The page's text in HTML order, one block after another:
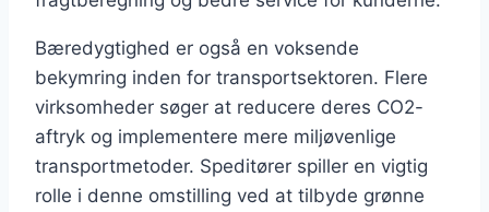
Bæredygtighed er også en voksende
bekymring inden for transportsektoren. Flere
virksomheder søger at reducere deres CO2-
aftryk og implementere mere miljøvenlige
transportmetoder. Speditører spiller en vigtig
rolle i denne omstilling ved at tilbyde grønne